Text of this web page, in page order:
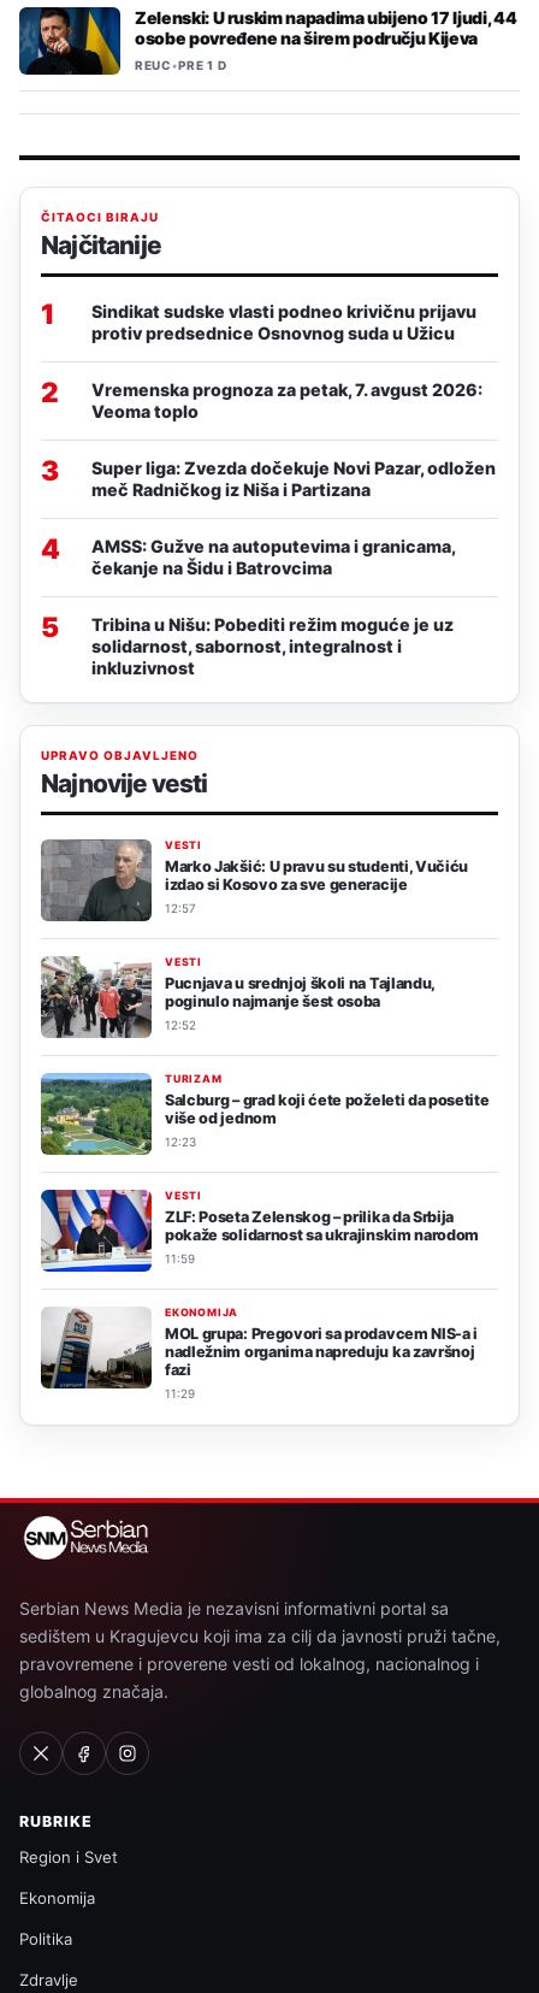
Zelenski: U ruskim napadima ubijeno 17 ljudi, 44
osobe povređene na širem području Kijeva
REUC•PRE 1 D
ČITAOCI BIRAJU
Najčitanije
1
Sindikat sudske vlasti podneo krivičnu prijavu
protiv predsednice Osnovnog suda u Užicu
2
Vremenska prognoza za petak, 7. avgust 2026:
Veoma toplo
3
Super liga: Zvezda dočekuje Novi Pazar, odložen
meč Radničkog iz Niša i Partizana
4
AMSS: Gužve na autoputevima i granicama,
čekanje na Šidu i Batrovcima
5
Tribina u Nišu: Pobediti režim moguće je uz
solidarnost, sabornost, integralnost i
inkluzivnost
UPRAVO OBJAVLJENO
Najnovije vesti
VESTI
Marko Jakšić: U pravu su studenti, Vučiću
izdao si Kosovo za sve generacije
12:57
VESTI
Pucnjava u srednjoj školi na Tajlandu,
poginulo najmanje šest osoba
12:52
TURIZAM
Salcburg – grad koji ćete poželeti da posetite
više od jednom
12:23
VESTI
ZLF: Poseta Zelenskog – prilika da Srbija
pokaže solidarnost sa ukrajinskim narodom
11:59
EKONOMIJA
MOL grupa: Pregovori sa prodavcem NIS-a i
nadležnim organima napreduju ka završnoj
fazi
11:29
Serbian News Media je nezavisni informativni portal sa
sedištem u Kragujevcu koji ima za cilj da javnosti pruži tačne,
pravovremene i proverene vesti od lokalnog, nacionalnog i
globalnog značaja.
RUBRIKE
Region i Svet
Ekonomija
Politika
Zdravlje